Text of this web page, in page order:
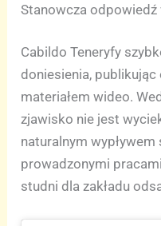
Stanowcza odpowiedź
Cabildo Teneryfy
doniesienia,
materiałem wideo.
zjawisko nie jest
naturalnym wypływem
prowadzonymi
studni dla zakładu